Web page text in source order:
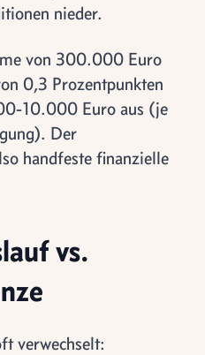
nieder.
von 300.000 Euro
0,3 Prozentpunkten
10.000 Euro aus (je
Der
handfeste finanzielle
vs.
verwechselt: